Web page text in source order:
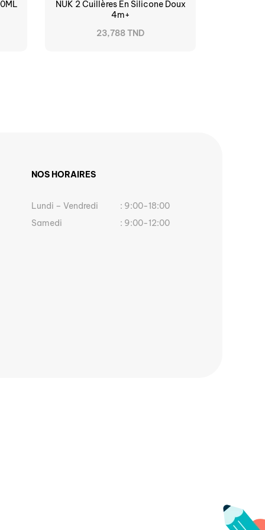
NUK 2 Cuillères En Silicone Doux
4m+
23,788 TND
NOS HORAIRES
Lundi – Vendredi
: 9:00-18:00
Samedi
: 9:00-12:00